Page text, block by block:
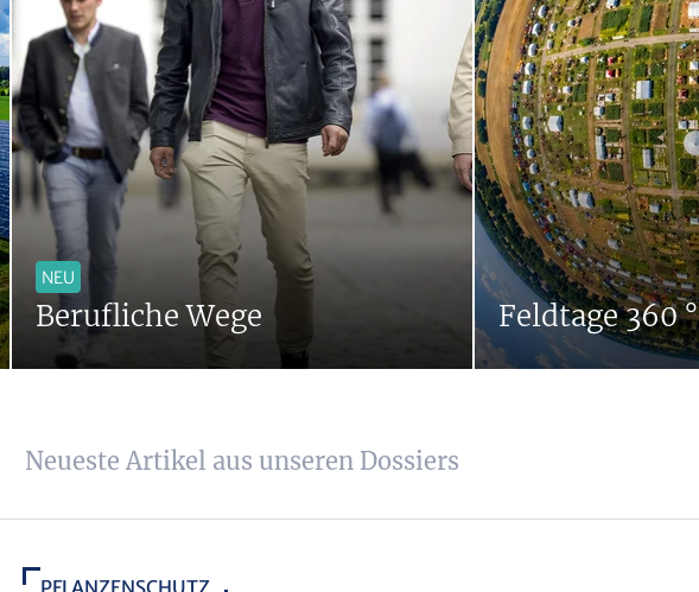
NEU
Berufliche Wege Feldtage 360 °
Neueste Artikel aus unseren Dossiers
PFLANZENSCHUTZ